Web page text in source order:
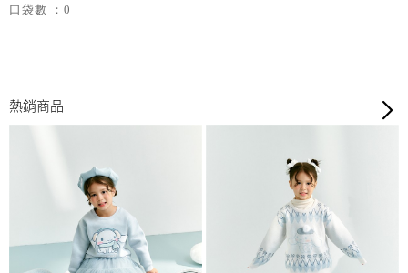
口袋數 ：0
熱銷商品